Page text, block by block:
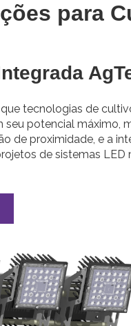
para
tecnologias de
seu potencial máximo,
de proximidade, e a
de sistemas LED